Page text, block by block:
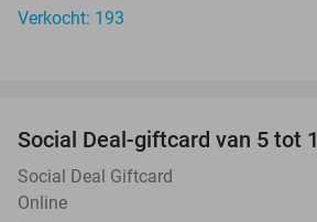
Verkocht: 193
Social Deal-giftcard van 5 tot
Social Deal Giftcard
Online